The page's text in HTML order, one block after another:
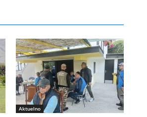
Aktuelno